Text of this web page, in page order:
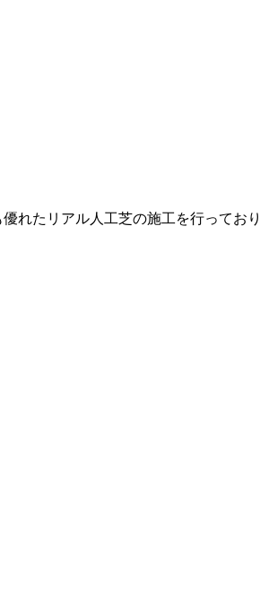
たリアル人工芝の施工を行ってお